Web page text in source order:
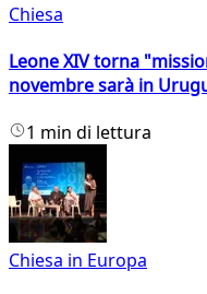
Chiesa
Leone XIV torna
novembre sarà in
1 min di lettura
Chiesa in Europa